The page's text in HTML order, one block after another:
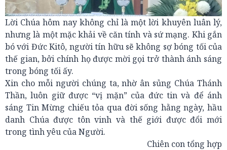
Lời Chúa hôm nay không chỉ là một lời khuyên luân lý,
nhưng là một mặc khải về căn tính và sứ mạng. Khi gắn
bó với Đức Kitô, người tín hữu sẽ không sợ bóng tối của
thế gian, bởi chính họ được mời gọi trở thành ánh sáng
trong bóng tối ấy.
Xin cho mỗi người chúng ta, nhờ ân sủng Chúa Thánh
Thần, luôn giữ được “vị mặn” của đức tin và để ánh
sáng Tin Mừng chiếu tỏa qua đời sống hằng ngày, hầu
danh Chúa được tôn vinh và thế giới được đổi mới
trong tình yêu của Người.
Chiên con tổng hợp